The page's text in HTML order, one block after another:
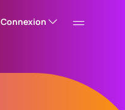
Connexion